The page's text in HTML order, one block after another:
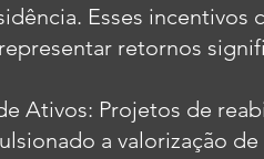
Esses incentivos
retornos
Ativos: Projetos de
a valorização de